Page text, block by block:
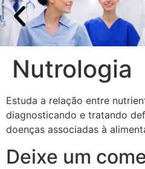
Nutrologia
Estuda a relação entre
diagnosticando e tratando
doenças associadas à
Deixe um